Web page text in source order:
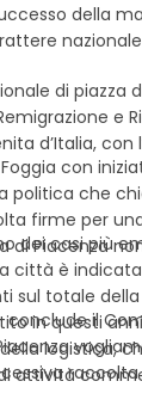
della
di piazza
e
d’Italia, con
con
politica che
firme per
di Piacenza
dei casi più
città è
sul totale
in questi
logistica,
attività
di
conclude il
la